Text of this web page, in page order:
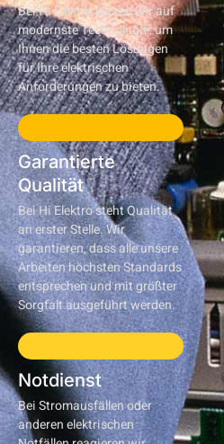
Bei Hi Elektro setzen wir auf
modernste Technologie, um
Ihnen die besten Lösungen
für Ihre elektrischen
Anforderungen zu bieten.
Garantierte
Qualität
Bei Hi Elektro steht Qualität
an erster Stelle. Wir
garantieren, dass alle unsere
Arbeiten höchsten Standards
entsprechen und mit größter
Sorgfalt ausgeführt werden.
Notdienst
Bei Stromausfällen oder
anderen elektrischen